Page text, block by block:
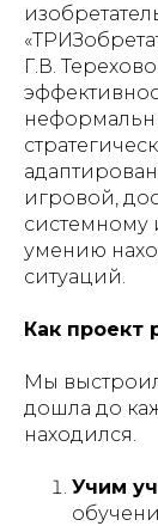
Г.В.
игровой,
системному
умению
ситуаций.
Как проект
Мы
дошла до
находился.
Учим